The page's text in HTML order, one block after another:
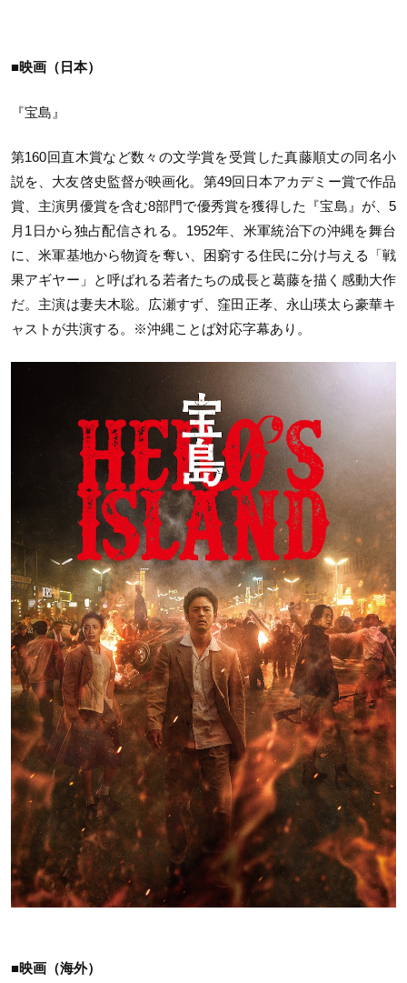
■映画（日本）
『宝島』
第160回直木賞など数々の文学賞を受賞した真藤順丈の同名小
説を、大友啓史監督が映画化。第49回日本アカデミー賞で作品
賞、主演男優賞を含む8部門で優秀賞を獲得した『宝島』が、5
月1日から独占配信される。1952年、米軍統治下の沖縄を舞台
に、米軍基地から物資を奪い、困窮する住民に分け与える「戦
果アギヤー」と呼ばれる若者たちの成長と葛藤を描く感動大作
だ。主演は妻夫木聡。広瀬すず、窪田正孝、永山瑛太ら豪華キ
ャストが共演する。※沖縄ことば対応字幕あり。
■映画（海外）